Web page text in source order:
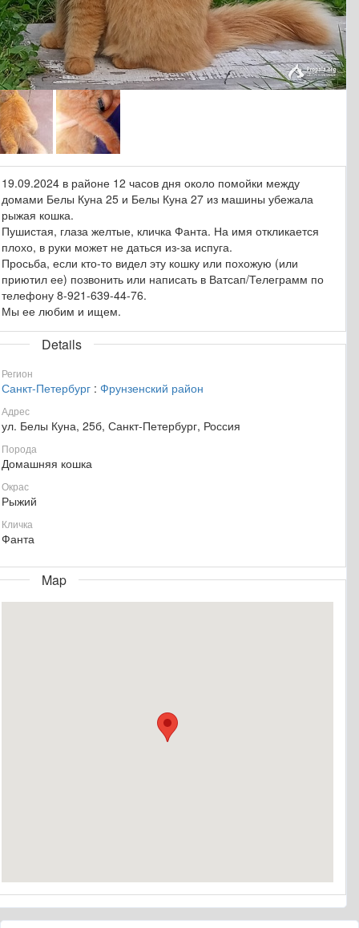
19.09.2024 в районе 12 часов дня около помойки между
домами Белы Куна 25 и Белы Куна 27 из машины убежала
рыжая кошка.
Пушистая, глаза желтые, кличка Фанта. На имя откликается
плохо, в руки может не даться из-за испуга.
Просьба, если кто-то видел эту кошку или похожую (или
приютил ее) позвонить или написать в Ватсап/Телеграмм по
телефону 8-921-639-44-76.
Мы ее любим и ищем.
Details
Регион
Санкт-Петербург : Фрунзенский район
Адрес
ул. Белы Куна, 25б, Санкт-Петербург, Россия
Порода
Домашняя кошка
Окрас
Рыжий
Кличка
Фанта
Map